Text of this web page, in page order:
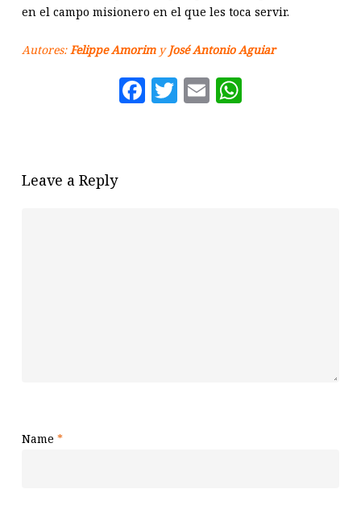
en el campo misionero en el que les toca servir.
Autores:Felippe Amorimy José Antonio Aguiar
Facebook
Twitter
Email
Leave a Reply
Name *